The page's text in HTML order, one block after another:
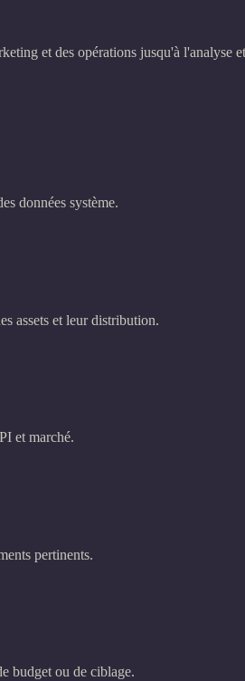
et des opérations jusqu'à l'analyse
données système.
assets et leur distribution.
et marché.
pertinents.
budget ou de ciblage.